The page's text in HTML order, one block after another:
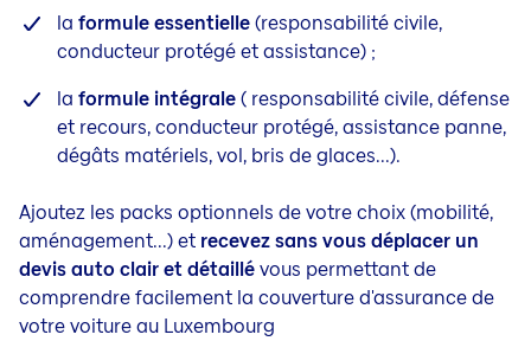
la formule essentielle(responsabilité civile,
conducteur protégé et assistance) ;
la formule intégrale( responsabilité civile, défense
et recours, conducteur protégé, assistance panne,
dégâts matériels, vol, bris de glaces...).
Ajoutez les packs optionnels de votre choix (mobilité,
aménagement...) et recevez sans vous déplacer un
devis auto clair et détaillévous permettant de
comprendre facilement la couverture d'assurance de
votre voiture au Luxembourg